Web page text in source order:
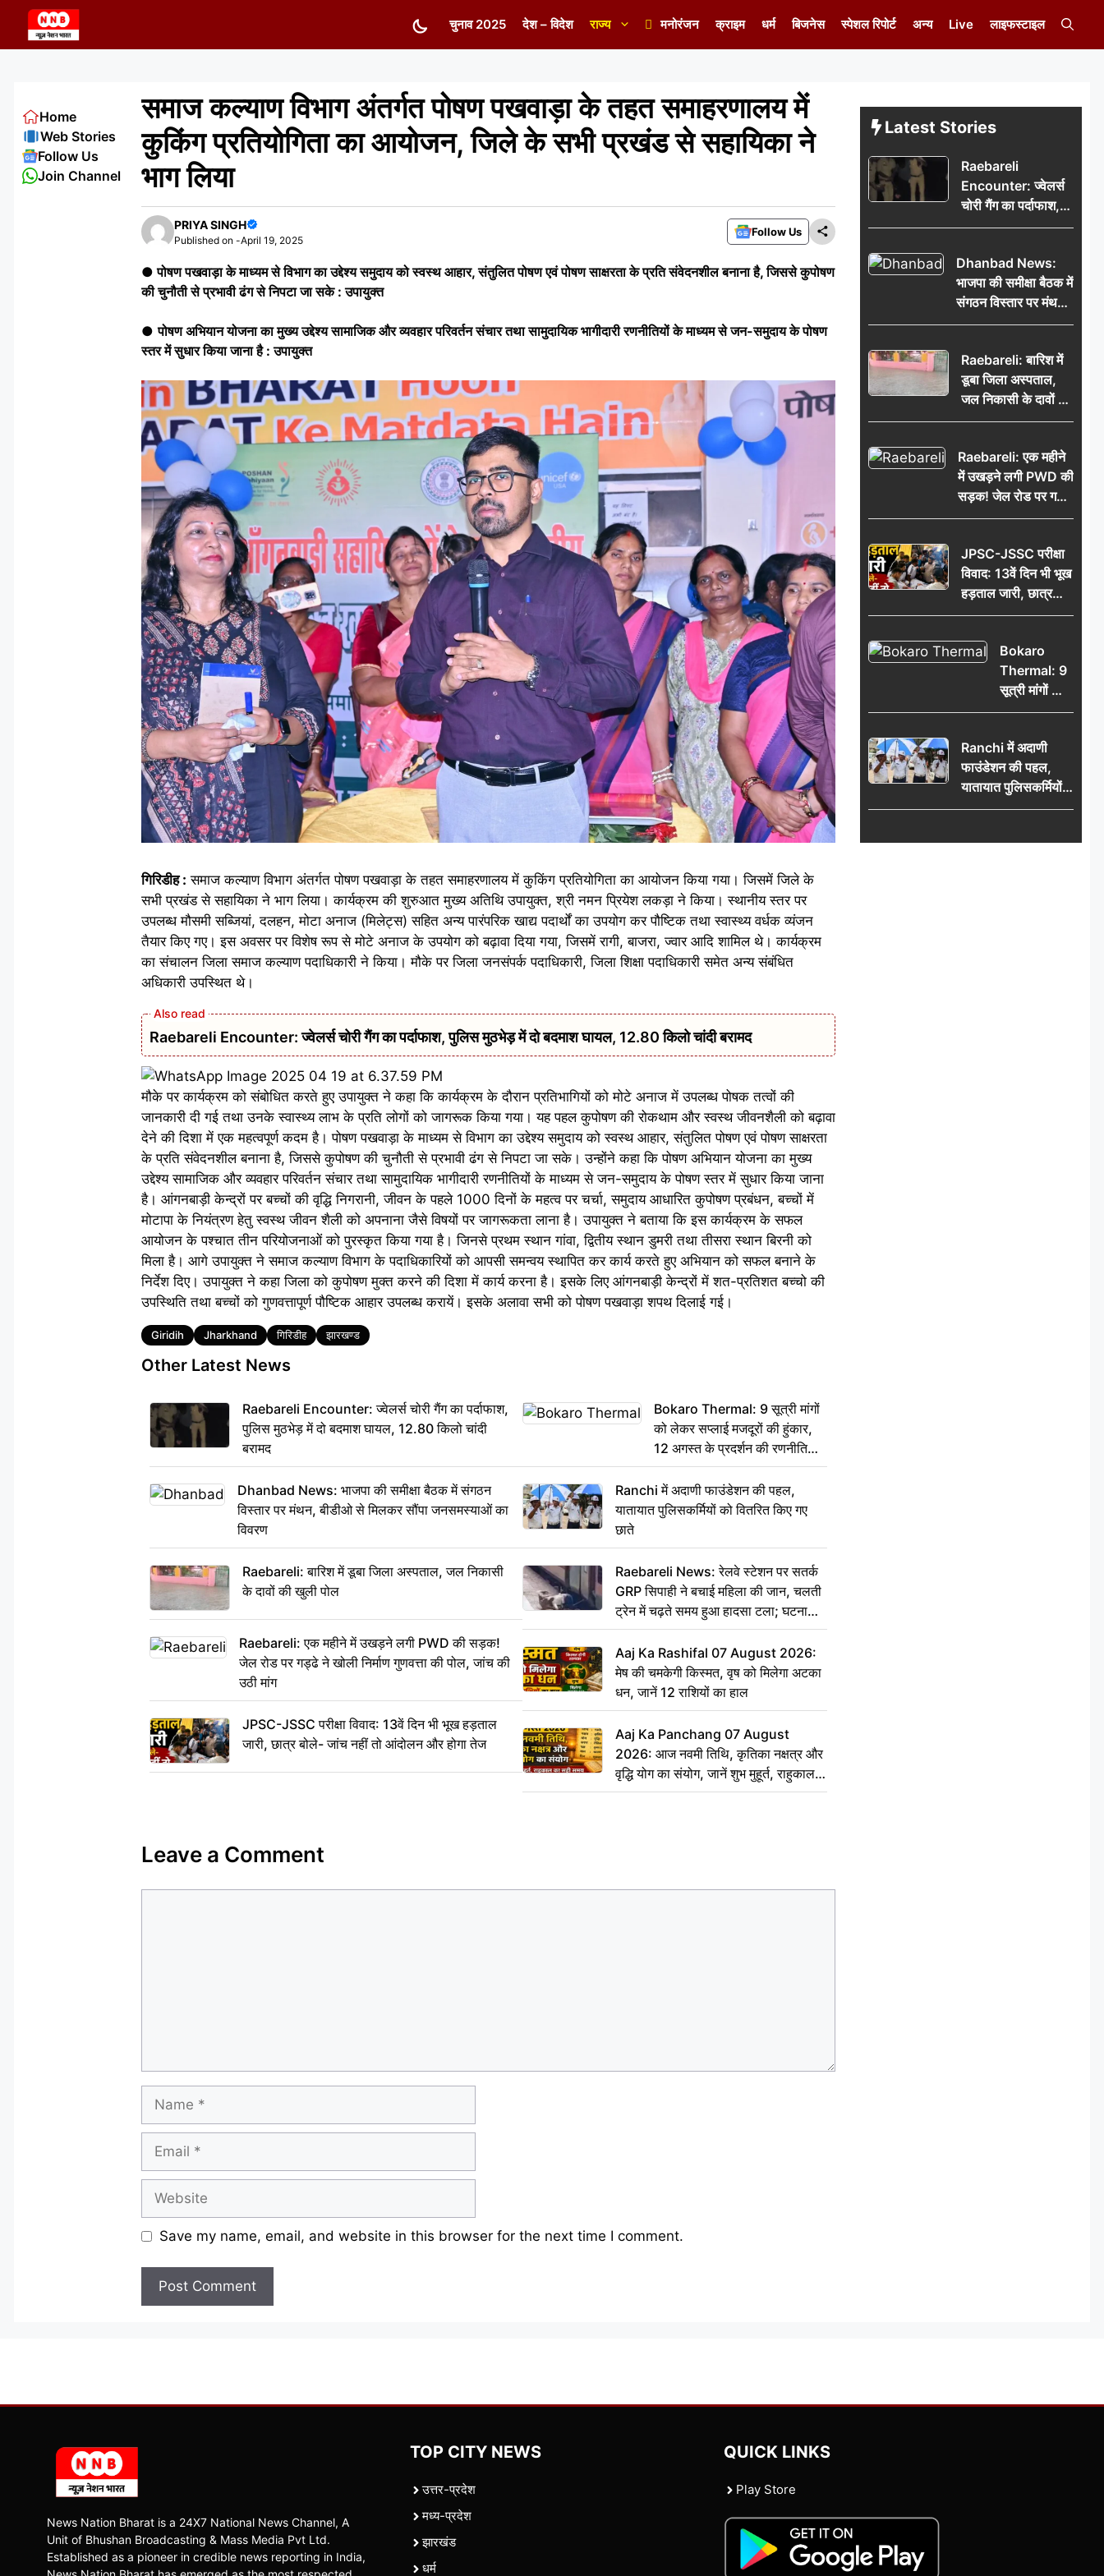
content
चुनाव 2025 देश – विदेश राज्य मनोरंजन क्राइम धर्म बिजनेस स्पेशल रिपोर्ट अन्य Live लाइफस्टाइल
समाज कल्याण विभाग अंतर्गत पोषण पखवाड़ा के तहत समाहरणालय में
कुकिंग प्रतियोगिता का आयोजन, जिले के सभी प्रखंड से सहायिका ने
भाग लिया
PRIYA SINGH
Published on -April 19, 2025
Follow Us
● पोषण पखवाड़ा के माध्यम से विभाग का उद्देश्य समुदाय को स्वस्थ आहार, संतुलित पोषण एवं पोषण साक्षरता के प्रति संवेदनशील बनाना है, जिससे कुपोषण
की चुनौती से प्रभावी ढंग से निपटा जा सके : उपायुक्त
●पोषण अभियान योजना का मुख्य उद्देश्य सामाजिक और व्यवहार परिवर्तन संचार तथा सामुदायिक भागीदारी रणनीतियों के माध्यम से जन-समुदाय के पोषण
स्तर में सुधार किया जाना है : उपायुक्त
गिरिडीह : समाज कल्याण विभाग अंतर्गत पोषण पखवाड़ा के तहत समाहरणालय में कुकिंग प्रतियोगिता का आयोजन किया गया। जिसमें जिले के
सभी प्रखंड से सहायिका ने भाग लिया। कार्यक्रम की शुरुआत मुख्य अतिथि उपायुक्त, श्री नमन प्रियेश लकड़ा ने किया। स्थानीय स्तर पर
उपलब्ध मौसमी सब्जियां, दलहन, मोटा अनाज (मिलेट्स) सहित अन्य पारंपरिक खाद्य पदार्थों का उपयोग कर पौष्टिक तथा स्वास्थ्य वर्धक व्यंजन
तैयार किए गए। इस अवसर पर विशेष रूप से मोटे अनाज के उपयोग को बढ़ावा दिया गया, जिसमें रागी, बाजरा, ज्वार आदि शामिल थे। कार्यक्रम
का संचालन जिला समाज कल्याण पदाधिकारी ने किया। मौके पर जिला जनसंपर्क पदाधिकारी, जिला शिक्षा पदाधिकारी समेत अन्य संबंधित
अधिकारी उपस्थित थे।
Raebareli Encounter: ज्वेलर्स चोरी गैंग का पर्दाफाश, पुलिस मुठभेड़ में दो बदमाश घायल, 12.80 किलो चांदी बरामद
मौके पर कार्यक्रम को संबोधित करते हुए उपायुक्त ने कहा कि कार्यक्रम के दौरान प्रतिभागियों को मोटे अनाज में उपलब्ध पोषक तत्वों की
जानकारी दी गई तथा उनके स्वास्थ्य लाभ के प्रति लोगों को जागरूक किया गया। यह पहल कुपोषण की रोकथाम और स्वस्थ जीवनशैली को बढ़ावा
देने की दिशा में एक महत्वपूर्ण कदम है। पोषण पखवाड़ा के माध्यम से विभाग का उद्देश्य समुदाय को स्वस्थ आहार, संतुलित पोषण एवं पोषण साक्षरता
के प्रति संवेदनशील बनाना है, जिससे कुपोषण की चुनौती से प्रभावी ढंग से निपटा जा सके। उन्होंने कहा कि पोषण अभियान योजना का मुख्य
उद्देश्य सामाजिक और व्यवहार परिवर्तन संचार तथा सामुदायिक भागीदारी रणनीतियों के माध्यम से जन-समुदाय के पोषण स्तर में सुधार किया जाना
है। आंगनबाड़ी केन्द्रों पर बच्चों की वृद्धि निगरानी, जीवन के पहले 1000 दिनों के महत्व पर चर्चा, समुदाय आधारित कुपोषण प्रबंधन, बच्चों में
मोटापा के नियंत्रण हेतु स्वस्थ जीवन शैली को अपनाना जैसे विषयों पर जागरूकता लाना है। उपायुक्त ने बताया कि इस कार्यक्रम के सफल
आयोजन के पश्चात तीन परियोजनाओं को पुरस्कृत किया गया है। जिनसे प्रथम स्थान गांवा, द्वितीय स्थान डुमरी तथा तीसरा स्थान बिरनी को
मिला है। आगे उपायुक्त ने समाज कल्याण विभाग के पदाधिकारियों को आपसी समन्वय स्थापित कर कार्य करते हुए अभियान को सफल बनाने के
निर्देश दिए। उपायुक्त ने कहा जिला को कुपोषण मुक्त करने की दिशा में कार्य करना है। इसके लिए आंगनबाड़ी केन्द्रों में शत-प्रतिशत बच्चो की
उपस्थिति तथा बच्चों को गुणवत्तापूर्ण पौष्टिक आहार उपलब्ध करायें। इसके अलावा सभी को पोषण पखवाड़ा शपथ दिलाई गई।
Tags
Giridih Jharkhand गिरिडीह झारखण्ड
Other Latest News
Raebareli Encounter: ज्वेलर्स चोरी गैंग का पर्दाफाश,
पुलिस मुठभेड़ में दो बदमाश घायल, 12.80 किलो चांदी
बरामद
Dhanbad News: भाजपा की समीक्षा बैठक में संगठन
विस्तार पर मंथन, बीडीओ से मिलकर सौंपा जनसमस्याओं का
विवरण
Raebareli: बारिश में डूबा जिला अस्पताल, जल निकासी
के दावों की खुली पोल
Raebareli: एक महीने में उखड़ने लगी PWD की सड़क!
जेल रोड पर गड्ढे ने खोली निर्माण गुणवत्ता की पोल, जांच की
उठी मांग
JPSC-JSSC परीक्षा विवाद: 13वें दिन भी भूख हड़ताल
जारी, छात्र बोले- जांच नहीं तो आंदोलन और होगा तेज
Bokaro Thermal: 9 सूत्री मांगों
को लेकर सप्लाई मजदूरों की हुंकार,
12 अगस्त के प्रदर्शन की रणनीति
बनी
Ranchi में अदाणी फाउंडेशन की पहल,
यातायात पुलिसकर्मियों को वितरित किए गए
छाते
Raebareli News: रेलवे स्टेशन पर सतर्क
GRP सिपाही ने बचाई महिला की जान, चलती
ट्रेन में चढ़ते समय हुआ हादसा टला; घटना
CCTV में कैद
Aaj Ka Rashifal 07 August 2026:
मेष की चमकेगी किस्मत, वृष को मिलेगा अटका
धन, जानें 12 राशियों का हाल
Aaj Ka Panchang 07 August
2026: आज नवमी तिथि, कृतिका नक्षत्र और
वृद्धि योग का संयोग, जानें शुभ मुहूर्त, राहुकाल
का सही समय
Leave a Comment
Save my name, email, and website in this browser for the next time I comment.
Home
Web Stories
Follow Us
Join Channel
Latest Stories
Raebareli
Encounter: ज्वेलर्स
चोरी गैंग का पर्दाफाश,
पुलिस मुठभेड़ में दो
किलो चांदी बरामद
Dhanbad News:
भाजपा की समीक्षा बैठक में
संगठन विस्तार पर मंथन,
बीडीओ से मिलकर सौंपा
Raebareli: बारिश में
डूबा जिला अस्पताल,
जल निकासी के दावों की
खुली पोल
Raebareli: एक महीने
में उखड़ने लगी PWD की
सड़क! जेल रोड पर गड्ढे
ने खोली निर्माण गुणवत्ता
मांग
JPSC-JSSC परीक्षा
विवाद: 13वें दिन भी भूख
हड़ताल जारी, छात्र
बोले- जांच नहीं तो
Bokaro
Thermal: 9
सूत्री मांगों को
लेकर सप्लाई
हुंकार, 12
अगस्त के
प्रदर्शन की
रणनीति बनी
Ranchi में अदाणी
फाउंडेशन की पहल,
यातायात पुलिसकर्मियों
को वितरित किए गए छाते
News Nation Bharat is a 24X7 National News Channel, A
Unit of Bhushan Broadcasting & Mass Media Pvt Ltd.
Established as a pioneer in credible news reporting in India,
TOP CITY NEWS
उत्तर-प्रदेश
मध्य-प्रदेश
झारखंड
धर्म
QUICK LINKS
Play Store